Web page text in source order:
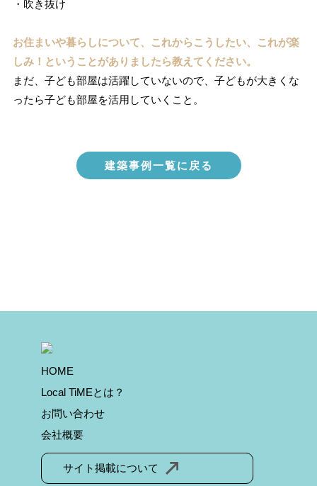
・吹き抜け
お住まいや暮らしについて、これからこうしたい、これが楽
しみ！ということがありましたら教えてください。
まだ、子ども部屋は活躍していないので、子どもが大きくな
ったら子ども部屋を活用していくこと。
建築事例一覧に戻る
HOME
Local TiMEとは？
お問い合わせ
会社概要
サイト掲載について